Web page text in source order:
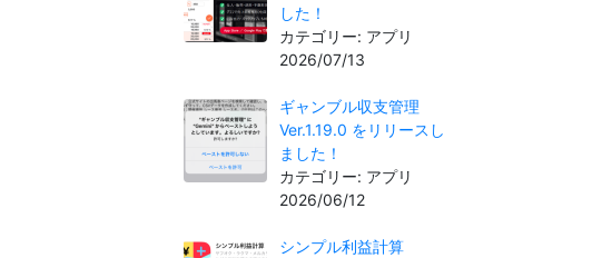
した！
カテゴリー: アプリ
2026/07/13
ギャンブル収支管理
Ver.1.19.0 をリリースし
ました！
カテゴリー: アプリ
2026/06/12
シンプル利益計算